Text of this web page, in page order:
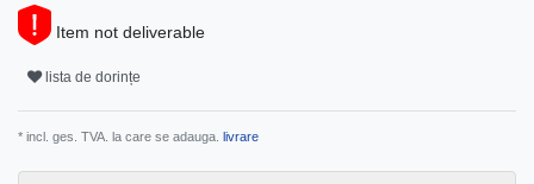
Item not deliverable
lista de dorințe
* incl. ges. TVA. la care se adauga. livrare